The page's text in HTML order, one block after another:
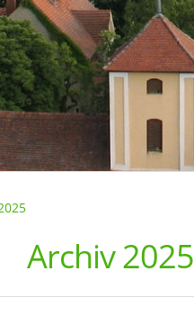
Archiv 2025